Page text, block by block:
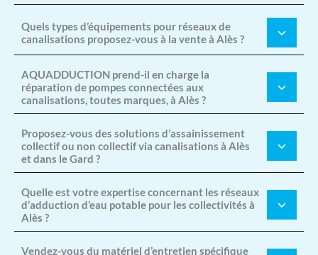
Quels types d’équipements pour réseaux de
canalisations proposez-vous à la vente à Alès ?
AQUADDUCTION prend-il en charge la
réparation de pompes connectées aux
canalisations, toutes marques, à Alès ?
Proposez-vous des solutions d’assainissement
collectif ou non collectif via canalisations à Alès
et dans le Gard ?
Quelle est votre expertise concernant les réseaux
d’adduction d’eau potable pour les collectivités à
Alès ?
Vendez-vous du matériel d’entretien spécifique